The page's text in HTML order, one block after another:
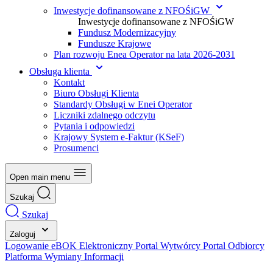
Inwestycje dofinansowane z NFOŚiGW
Inwestycje dofinansowane z NFOŚiGW
Fundusz Modernizacyjny
Fundusze Krajowe
Plan rozwoju Enea Operator na lata 2026-2031
Obsługa klienta
Kontakt
Biuro Obsługi Klienta
Standardy Obsługi w Enei Operator
Liczniki zdalnego odczytu
Pytania i odpowiedzi
Krajowy System e-Faktur (KSeF)
Prosumenci
Open main menu
Szukaj
Szukaj
Zaloguj
Logowanie eBOK Elektroniczny Portal Wytwórcy Portal Odbiorcy
Platforma Wymiany Informacji